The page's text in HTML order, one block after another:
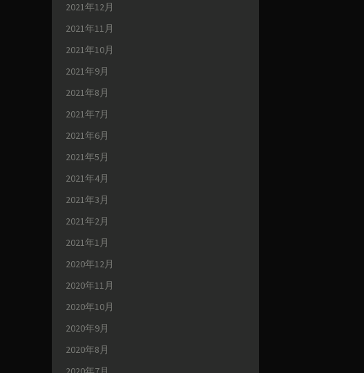
2021年12月
2021年11月
2021年10月
2021年9月
2021年8月
2021年7月
2021年6月
2021年5月
2021年4月
2021年3月
2021年2月
2021年1月
2020年12月
2020年11月
2020年10月
2020年9月
2020年8月